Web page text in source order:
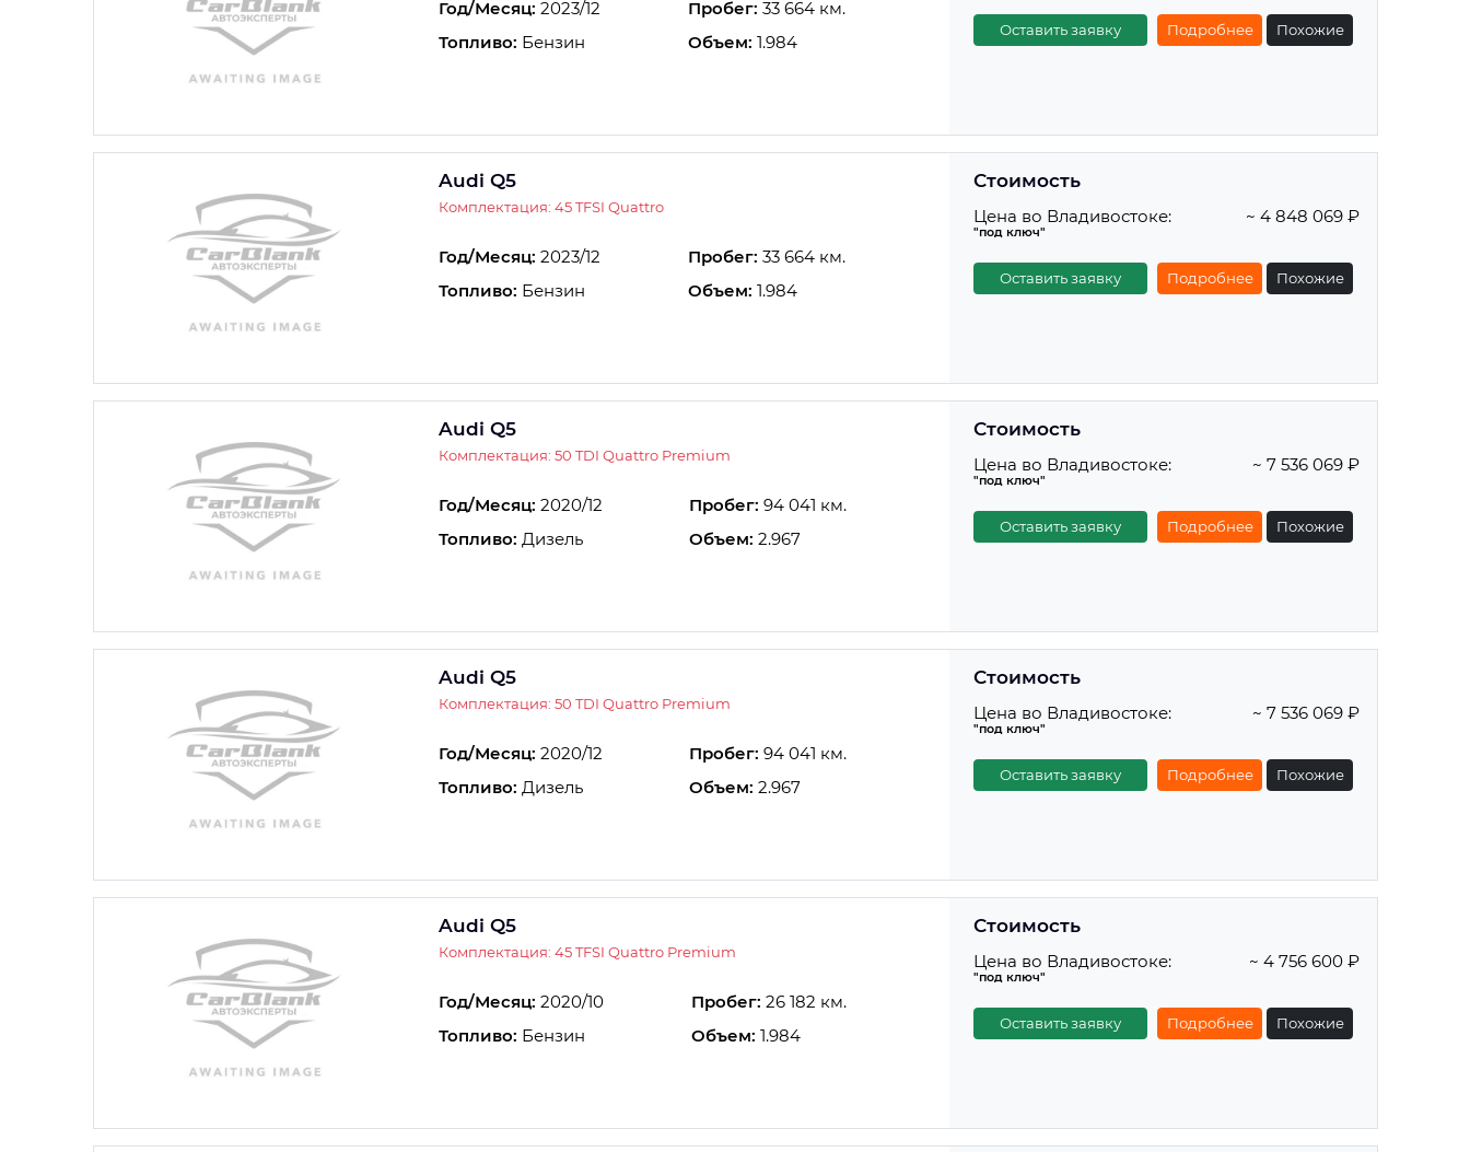
Год/Месяц: 2023/12 Пробег: 33 664 км.
Топливо: Бензин Объем: 1.984
Оставить заявку Подробнее Похожие
Audi Q5
Комплектация: 45 TFSI Quattro
Год/Месяц: 2023/12 Пробег: 33 664 км.
Топливо: Бензин Объем: 1.984
Стоимость
Цена во Владивостоке:
"под ключ"
~ 4 848 069 ₽
Оставить заявку Подробнее Похожие
Audi Q5
Комплектация: 50 TDI Quattro Premium
Год/Месяц: 2020/12 Пробег: 94 041 км.
Топливо: Дизель Объем: 2.967
Стоимость
Цена во Владивостоке:
"под ключ"
~ 7 536 069 ₽
Оставить заявку Подробнее Похожие
Audi Q5
Комплектация: 50 TDI Quattro Premium
Год/Месяц: 2020/12 Пробег: 94 041 км.
Топливо: Дизель Объем: 2.967
Стоимость
Цена во Владивостоке:
"под ключ"
~ 7 536 069 ₽
Оставить заявку Подробнее Похожие
Audi Q5
Комплектация: 45 TFSI Quattro Premium
Год/Месяц: 2020/10 Пробег: 26 182 км.
Топливо: Бензин Объем: 1.984
Стоимость
Цена во Владивостоке:
"под ключ"
~ 4 756 600 ₽
Оставить заявку Подробнее Похожие